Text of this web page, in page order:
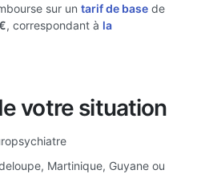
sur un tarif de basede
, correspondant à la
votre situation
Martinique, Guyane ou